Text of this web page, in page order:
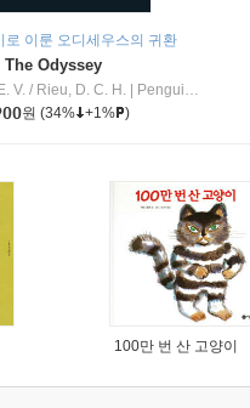
로 이룬 오디세우스의 귀환
The Odyssey
V. / Rieu, D. C. H.
Penguin Group
원 (34% +1% )
100만 번 산 고양이